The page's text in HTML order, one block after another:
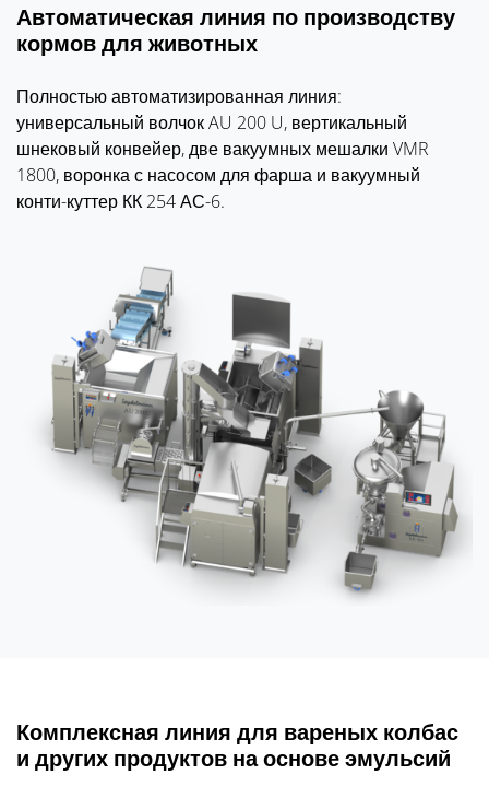
Автоматическая линия по производству
кормов для животных
Полностью автоматизированная линия:
универсальный волчок AU 200 U, вертикальный
шнековый конвейер, две вакуумных мешалки VMR
1800, воронка с насосом для фарша и вакуумный
конти-куттер КК 254 АС-6.
Комплексная линия для вареных колбас
и других продуктов на основе эмульсий